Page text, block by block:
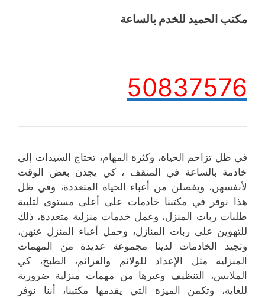
مكتب الحميد للخدم بالساعة
50837576
في ظل تزاحم الحياة، وكثرة المهام، تحتاج السيدات إلى
خادمة بالساعة في المنقف ، كي يجدن بعض الوقت
لأنفسهن، ويفصلن من أعباء الحياة المتعددة، وفي ظل
هذا نوفر في مكتبنا خادمات على أعلى مستوى لتلبية
طلبات ربات المنزل، وعمل خدمات منزلية متعددة، ذلك
للتهوين على ربات المنازل، وحمل أعباء المنزل عنهن،
وتجيد الخادمات لدينا مجموعة عديدة من المهمات
المنزلية مثل الإعداد للولائم والعزائم، الطبخ، كي
الملابس، التنظيف وغيرها من مهمات منزلية ضرورية
للغاية، وتكمن الميزة التي يقدمها مكتبنا، أننا نوفر